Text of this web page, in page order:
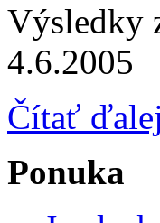
Výsledky
4.6.2005
Čítať
Ponuka